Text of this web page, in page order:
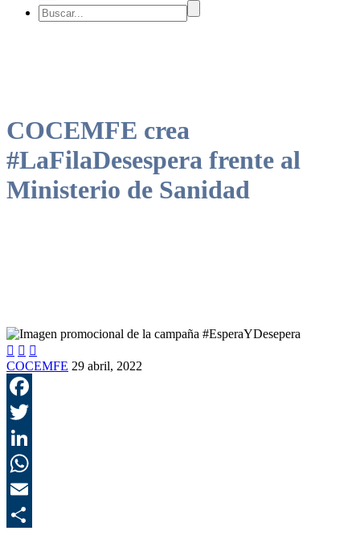
COCEMFE crea
#LaFilaDesespera frente al
Ministerio de Sanidad
  
COCEMFE 29 abril, 2022